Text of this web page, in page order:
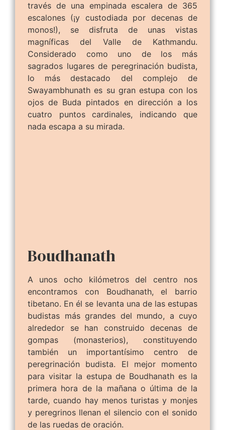
través de una empinada escalera de 365
escalones (¡y custodiada por decenas de
monos!), se disfruta de unas vistas
magníficas del Valle de Kathmandu.
Considerado como uno de los más
sagrados lugares de peregrinación budista,
lo más destacado del complejo de
Swayambhunath es su gran estupa con los
ojos de Buda pintados en dirección a los
cuatro puntos cardinales, indicando que
nada escapa a su mirada.
Boudhanath
A unos ocho kilómetros del centro nos
encontramos con Boudhanath, el barrio
tibetano. En él se levanta una de las estupas
budistas más grandes del mundo, a cuyo
alrededor se han construido decenas de
gompas (monasterios), constituyendo
también un importantísimo centro de
peregrinación budista. El mejor momento
para visitar la estupa de Boudhanath es la
primera hora de la mañana o última de la
tarde, cuando hay menos turistas y monjes
y peregrinos llenan el silencio con el sonido
de las ruedas de oración.